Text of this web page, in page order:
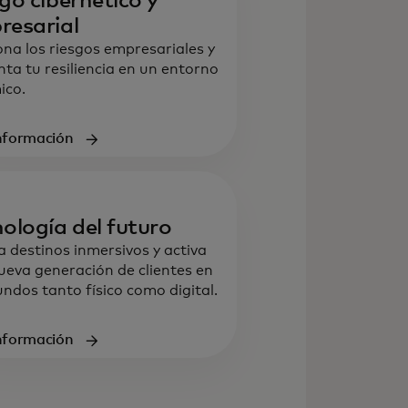
los riesgos empresariales y
tu resiliencia en un entorno
del futuro
destinos inmersivos y activa
generación de clientes en
tanto físico como digital.